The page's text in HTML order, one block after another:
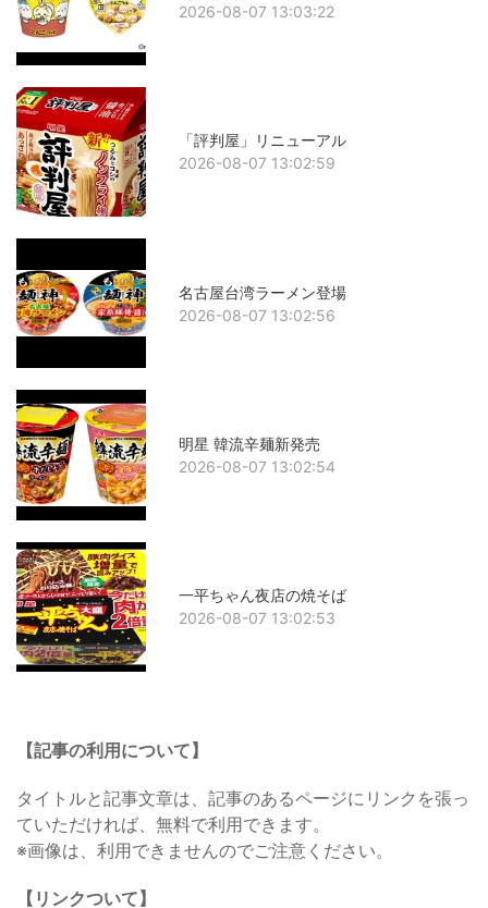
2026-08-07 13:03:22
「評判屋」リニューアル
2026-08-07 13:02:59
名古屋台湾ラーメン登場
2026-08-07 13:02:56
明星 韓流辛麺新発売
2026-08-07 13:02:54
一平ちゃん夜店の焼そば
2026-08-07 13:02:53
【記事の利用について】
タイトルと記事文章は、記事のあるページにリンクを張っ
ていただければ、無料で利用できます。
※画像は、利用できませんのでご注意ください。
【リンクついて】